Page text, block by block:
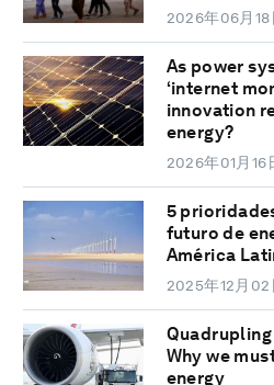
2026年06月18
As power
‘internet
innovation
energy?
2026年01月16
5
futuro de
América
2025年12月02
Why we
energy